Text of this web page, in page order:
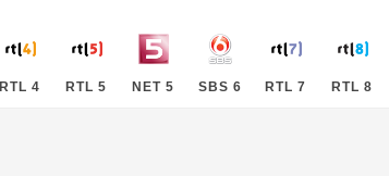
RTL 4 RTL 5 NET 5 SBS 6 RTL 7 RTL 8